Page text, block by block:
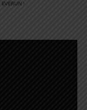
EVERUN!